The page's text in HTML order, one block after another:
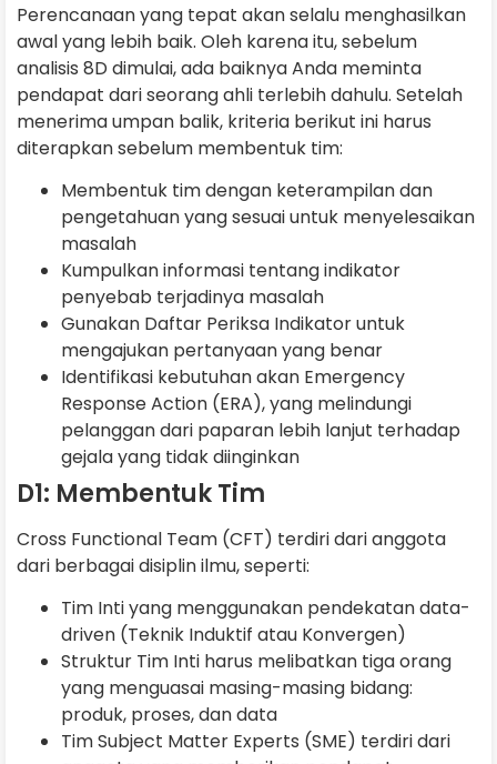
Perencanaan yang tepat akan selalu menghasilkan
awal yang lebih baik. Oleh karena itu, sebelum
analisis 8D dimulai, ada baiknya Anda meminta
pendapat dari seorang ahli terlebih dahulu. Setelah
menerima umpan balik, kriteria berikut ini harus
diterapkan sebelum membentuk tim:
Membentuk tim dengan keterampilan dan
pengetahuan yang sesuai untuk menyelesaikan
masalah
Kumpulkan informasi tentang indikator
penyebab terjadinya masalah
Gunakan Daftar Periksa Indikator untuk
mengajukan pertanyaan yang benar
Identifikasi kebutuhan akan Emergency
Response Action (ERA), yang melindungi
pelanggan dari paparan lebih lanjut terhadap
gejala yang tidak diinginkan
D1: Membentuk Tim
Cross Functional Team (CFT) terdiri dari anggota
dari berbagai disiplin ilmu, seperti:
Tim Inti yang menggunakan pendekatan data-
driven (Teknik Induktif atau Konvergen)
Struktur Tim Inti harus melibatkan tiga orang
yang menguasai masing-masing bidang:
produk, proses, dan data
Tim Subject Matter Experts (SME) terdiri dari